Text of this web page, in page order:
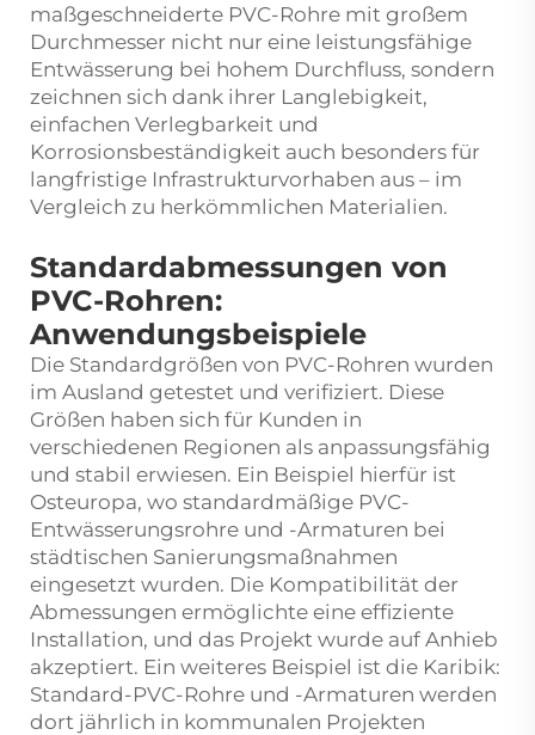
maßgeschneiderte PVC-Rohre mit großem
Durchmesser nicht nur eine leistungsfähige
Entwässerung bei hohem Durchfluss, sondern
zeichnen sich dank ihrer Langlebigkeit,
einfachen Verlegbarkeit und
Korrosionsbeständigkeit auch besonders für
langfristige Infrastrukturvorhaben aus – im
Vergleich zu herkömmlichen Materialien.
Standardabmessungen von
PVC-Rohren:
Anwendungsbeispiele
Die Standardgrößen von PVC-Rohren wurden
im Ausland getestet und verifiziert. Diese
Größen haben sich für Kunden in
verschiedenen Regionen als anpassungsfähig
und stabil erwiesen. Ein Beispiel hierfür ist
Osteuropa, wo standardmäßige PVC-
Entwässerungsrohre und -Armaturen bei
städtischen Sanierungsmaßnahmen
eingesetzt wurden. Die Kompatibilität der
Abmessungen ermöglichte eine effiziente
Installation, und das Projekt wurde auf Anhieb
akzeptiert. Ein weiteres Beispiel ist die Karibik:
Standard-PVC-Rohre und -Armaturen werden
dort jährlich in kommunalen Projekten